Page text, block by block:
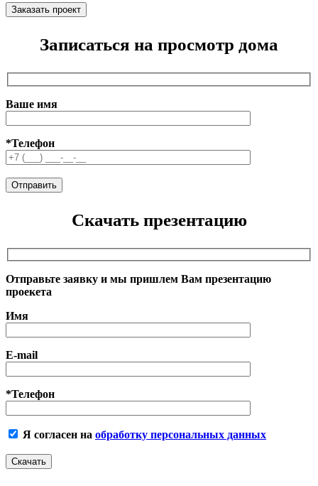
Записаться на просмотр дома
Ваше имя
*Телефон
Скачать презентацию
Отправьте заявку и мы пришлем Вам презентацию
проекета
Имя
E-mail
*Телефон
Я согласен на обработку персональных данных